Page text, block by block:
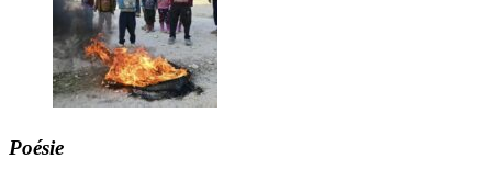
Poésie